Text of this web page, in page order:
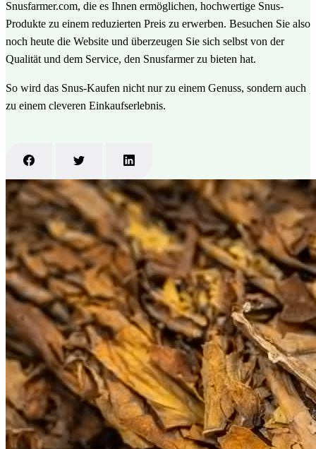
Snusfarmer.com, die es Ihnen ermöglichen, hochwertige Snus-
Produkte zu einem reduzierten Preis zu erwerben. Besuchen Sie also
noch heute die Website und überzeugen Sie sich selbst von der
Qualität und dem Service, den Snusfarmer zu bieten hat.
So wird das Snus-Kaufen nicht nur zu einem Genuss, sondern auch
zu einem cleveren Einkaufserlebnis.